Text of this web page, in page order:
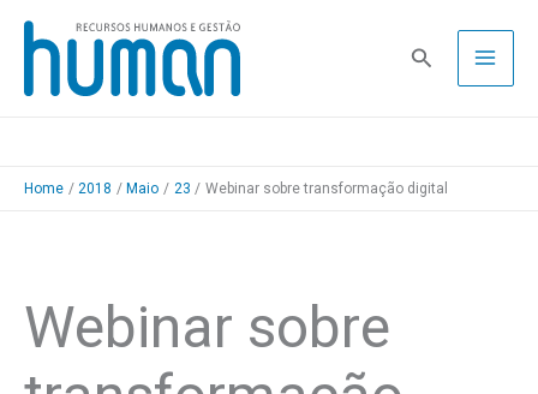
Skip
content
Pesquisa
Home 2018 Maio 23 Webinar sobre transformação digital
Webinar sobre